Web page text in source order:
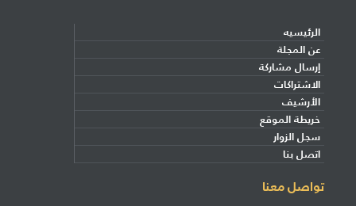
الرئيسيه
عن المجلة
إرسال مشاركة
الاشتراكات
الأرشيف
خريطة الموقع
سجل الزوار
اتصل بنا
تواصل معنا